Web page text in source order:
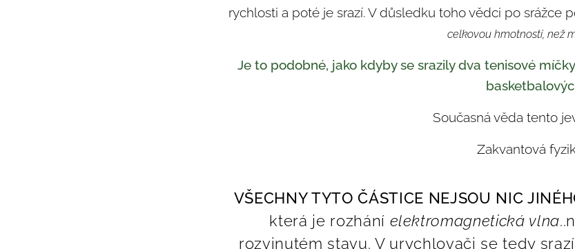
rychlosti a poté je srazí. V důsledku toho vědci po srážce
celkovou hmotností, než
Je to podobné, jako kdyby se srazily dva tenisové
Současná věda tento
Zakvantová
VŠECHNY TYTO ČÁSTICE NEJSOU NIC
která je rozhání elektromagnetická vlna
rozvinutém stavu. V urychlovači se tedy